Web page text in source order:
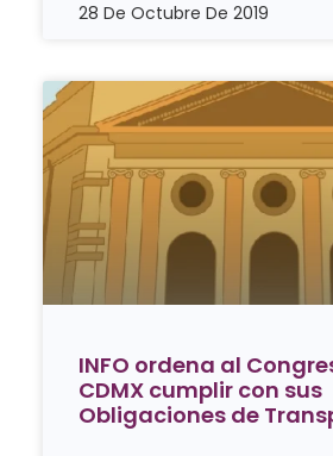
28 De Octubre De 2019
INFO ordena al
CDMX cumplir con sus
Obligaciones de